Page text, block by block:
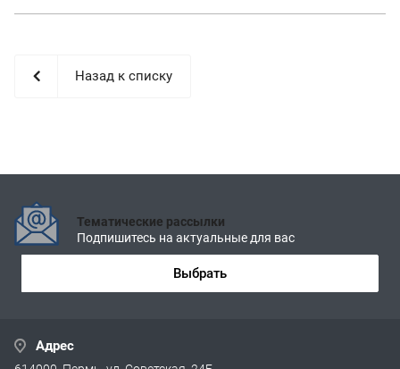
Назад к списку
Тематические рассылки
Подпишитесь на актуальные для вас
Выбрать
Адрес